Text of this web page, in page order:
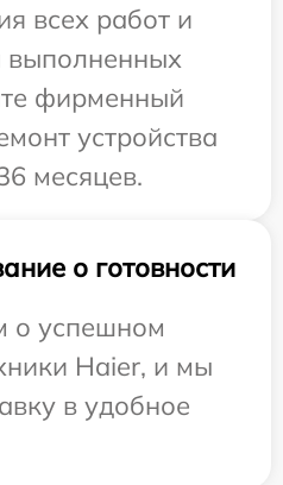
всех работ и
выполненных
фирменный
устройства
месяцев.
о готовности
успешном
Haier, и мы
в удобное